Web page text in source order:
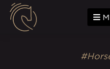
Panneau de gestion des